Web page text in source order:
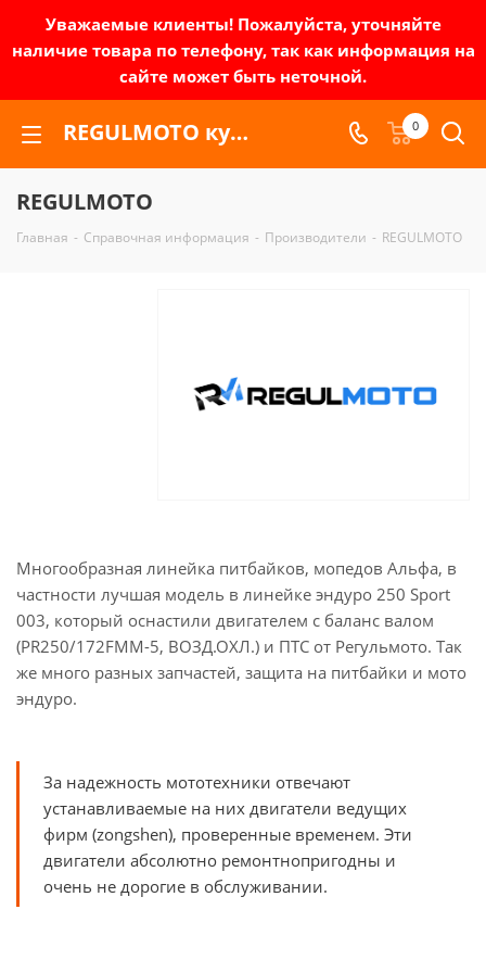
Уважаемые клиенты! Пожалуйста, уточняйте
наличие товара по телефону, так как информация на
сайте может быть неточной.
REGULMOTO купить в Москве 0
REGULMOTO
Главная - Справочная информация - Производители - REGULMOTO
Многообразная линейка питбайков, мопедов Альфа, в
частности лучшая модель в линейке эндуро 250 Sport
003, который оснастили двигателем с баланс валом
(PR250/172FMM-5, ВОЗД.ОХЛ.) и ПТС от Регульмото. Так
же много разных запчастей, защита на питбайки и мото
эндуро.
За надежность мототехники отвечают
устанавливаемые на них двигатели ведущих
фирм (zongshen), проверенные временем. Эти
двигатели абсолютно ремонтнопригодны и
очень не дорогие в обслуживании.